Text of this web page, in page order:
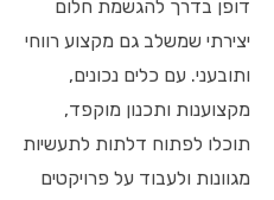
דופן בדרך להגשמת חלום
יצירתי שמשלב גם מקצוע רווחי
ותובעני. עם כלים נכונים,
מקצוענות ותכנון מוקפד,
תוכלו לפתוח דלתות לתעשיות
מגוונות ולעבוד על פרויקטים